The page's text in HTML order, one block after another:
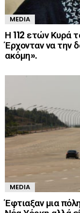
MEDIA
Η 112 ετών Κυρά
Έρχονταν να την
ακόμη».
MEDIA
Έφτιαξαν μια